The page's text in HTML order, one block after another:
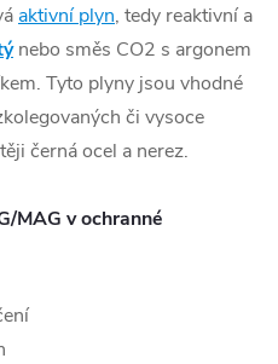
aktivní plyn, tedy reaktivní a
nebo směs CO2 s argonem
Tyto plyny jsou vhodné
či vysoce
černá ocel a nerez.
MAG v ochranné